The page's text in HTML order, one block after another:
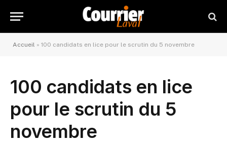
Accueil » 100 candidats en lice pour le scrutin du 5 novembre
100 candidats en lice
pour le scrutin du 5
novembre